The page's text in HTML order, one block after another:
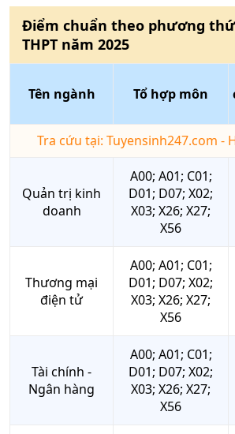
Điểm chuẩn theo phương
THPT năm 2025
Tên ngành Tổ hợp môn
Tra cứu tại: Tuyensinh247.com -
Quản trị kinh
doanh
A00; A01; C01;
D01; D07; X02;
X03; X26; X27;
X56
Thương mại
điện tử
A00; A01; C01;
D01; D07; X02;
X03; X26; X27;
X56
Tài chính -
Ngân hàng
A00; A01; C01;
D01; D07; X02;
X03; X26; X27;
X56